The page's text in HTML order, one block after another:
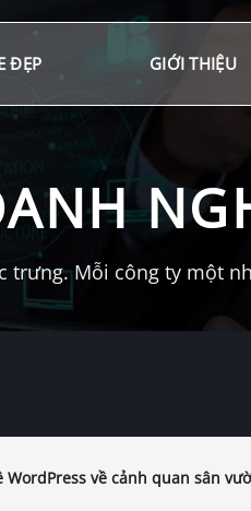
ĐẸP GIỚI THIỆU
trưng. Mỗi công ty một
WordPress về cảnh quan sân